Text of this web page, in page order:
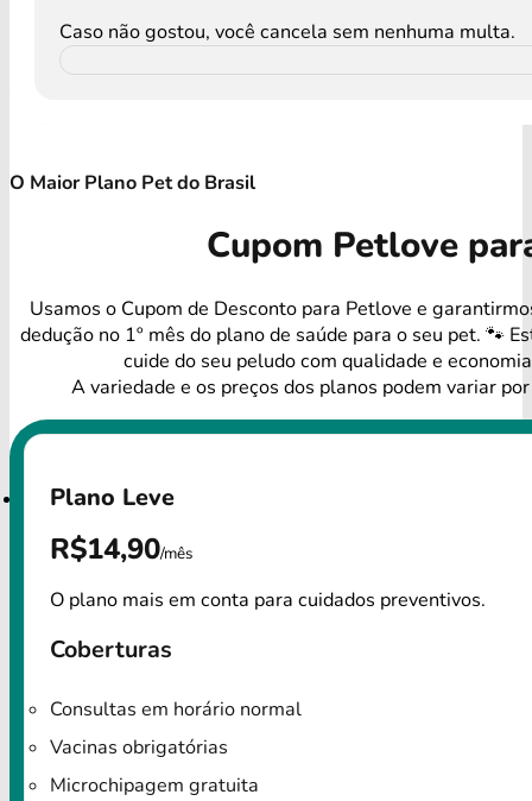
Caso não gostou, você cancela sem nenhuma multa.
O Maior Plano Pet do Brasil
Cupom Petlove
Usamos o Cupom de Desconto para Petlove e
dedução no 1º mês do plano de saúde para o seu pet. 🐾
cuide do seu peludo com qualidade e
A variedade e os preços dos planos podem variar
Plano Leve
R$14,90/mês
O plano mais em conta para cuidados preventivos.
Coberturas
Consultas em horário normal
Vacinas obrigatórias
Microchipagem gratuita